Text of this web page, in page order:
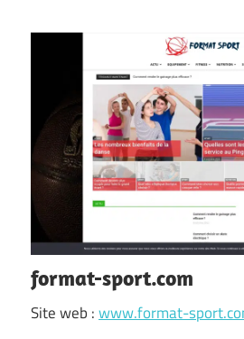
format-sport.com
Site web :www.format-